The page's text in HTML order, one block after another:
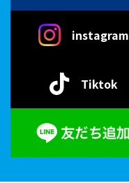
instagram
Tiktok